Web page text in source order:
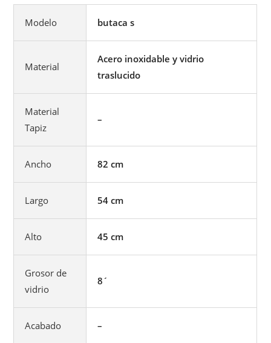
Modelo butaca s
Material
Acero inoxidable y vidrio
traslucido
Material
Tapiz
–
Ancho 82 cm
Largo 54 cm
Alto 45 cm
Grosor de
vidrio
8´
Acabado –